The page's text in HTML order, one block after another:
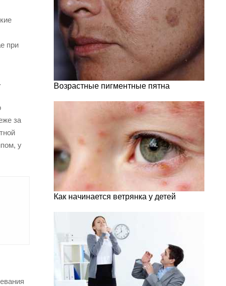
при
за
у
Возрастные пигментные пятна
Как начинается ветрянка у детей